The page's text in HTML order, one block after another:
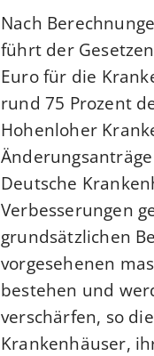
Nach
führt der
Euro für die
rund 75 Prozent
Hohenloher
Deutsche
Verbesserungen
grundsätzlichen
vorgesehenen
bestehen und
verschärfen, so
Krankenhäuser,